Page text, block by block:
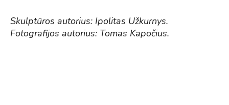
Skulptūros autorius: Ipolitas Užkurnys.
Fotografijos autorius: Tomas Kapočius.